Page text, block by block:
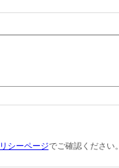
シーページでご確認ください。